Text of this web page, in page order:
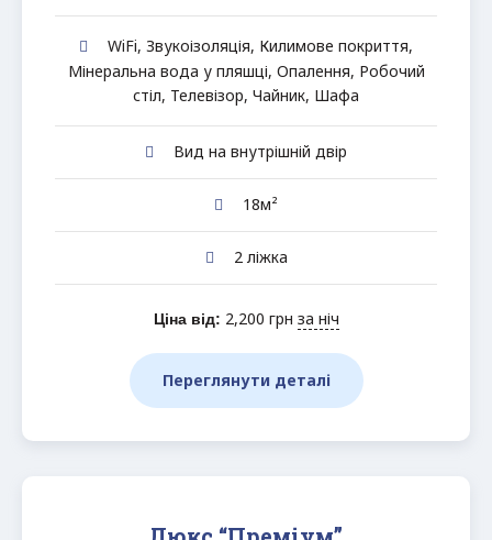
WiFi, Звукоізоляція, Килимове покриття,
Мінеральна вода у пляшці, Опалення, Робочий
стіл, Телевізор, Чайник, Шафа
Вид на внутрішній двір
18м²
2 ліжка
Ціна від: 2,200 грн за ніч
Переглянути деталі